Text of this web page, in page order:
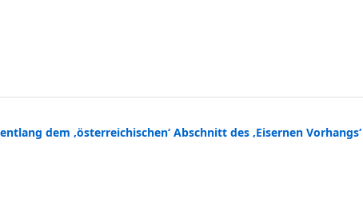
dem ‚österreichischen‘ Abschnitt des ‚Eisernen Vorhangs‘